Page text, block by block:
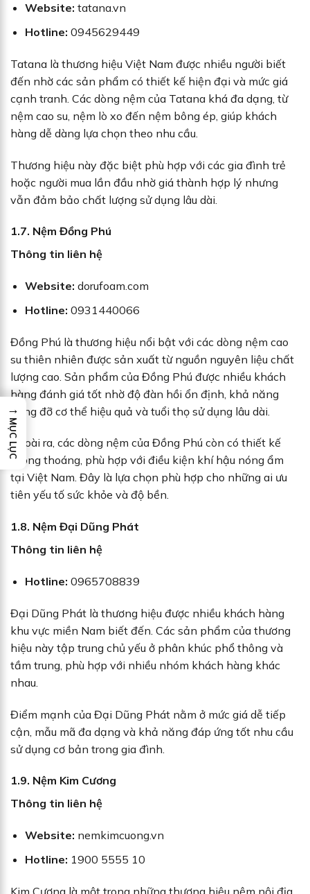
Website: tatana.vn
Hotline: 0945629449
Tatana là thương hiệu Việt Nam được nhiều người biết
đến nhờ các sản phẩm có thiết kế hiện đại và mức giá
cạnh tranh. Các dòng nệm của Tatana khá đa dạng, từ
nệm cao su, nệm lò xo đến nệm bông ép, giúp khách
hàng dễ dàng lựa chọn theo nhu cầu.
Thương hiệu này đặc biệt phù hợp với các gia đình trẻ
hoặc người mua lần đầu nhờ giá thành hợp lý nhưng
vẫn đảm bảo chất lượng sử dụng lâu dài.
1.7. Nệm Đồng Phú
Thông tin liên hệ
Website: dorufoam.com
Hotline: 0931440066
Đồng Phú là thương hiệu nổi bật với các dòng nệm cao
su thiên nhiên được sản xuất từ nguồn nguyên liệu chất
lượng cao. Sản phẩm của Đồng Phú được nhiều khách
hàng đánh giá tốt nhờ độ đàn hồi ổn định, khả năng
nâng đỡ cơ thể hiệu quả và tuổi thọ sử dụng lâu dài.
Ngoài ra, các dòng nệm của Đồng Phú còn có thiết kế
thông thoáng, phù hợp với điều kiện khí hậu nóng ẩm
tại Việt Nam. Đây là lựa chọn phù hợp cho những ai ưu
tiên yếu tố sức khỏe và độ bền.
1.8. Nệm Đại Dũng Phát
Thông tin liên hệ
Hotline: 0965708839
Đại Dũng Phát là thương hiệu được nhiều khách hàng
khu vực miền Nam biết đến. Các sản phẩm của thương
hiệu này tập trung chủ yếu ở phân khúc phổ thông và
tầm trung, phù hợp với nhiều nhóm khách hàng khác
nhau.
Điểm mạnh của Đại Dũng Phát nằm ở mức giá dễ tiếp
cận, mẫu mã đa dạng và khả năng đáp ứng tốt nhu cầu
sử dụng cơ bản trong gia đình.
1.9. Nệm Kim Cương
Thông tin liên hệ
Website: nemkimcuong.vn
Hotline: 1900 5555 10
Kim Cương là một trong những thương hiệu nệm nội địa
→
MỤC LỤC